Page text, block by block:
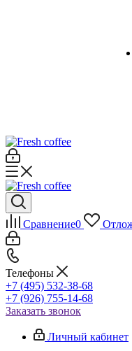
Сравнение0
Телефоны
+7 (495) 532-38-68
+7 (926) 755-14-68
Заказать звонок
Личный кабинет